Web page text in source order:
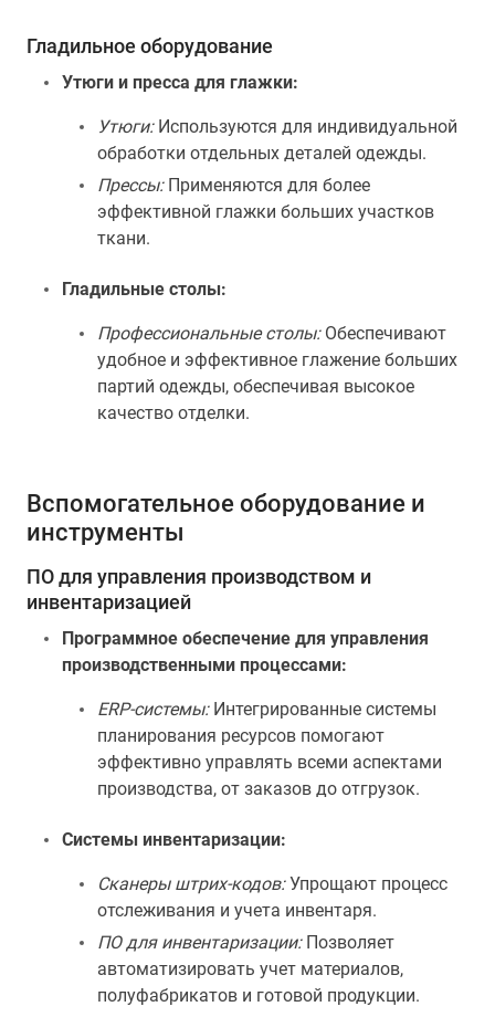
Гладильное оборудование
Утюги и пресса для глажки:
Утюги:Используются для индивидуальной
обработки отдельных деталей одежды.
Прессы:Применяются для более
эффективной глажки больших участков
ткани.
Гладильные столы:
Профессиональные столы:Обеспечивают
удобное и эффективное глажение больших
партий одежды, обеспечивая высокое
качество отделки.
Вспомогательное оборудование и
инструменты
ПО для управления производством и
инвентаризацией
Программное обеспечение для управления
производственными процессами:
ERP-системы:Интегрированные системы
планирования ресурсов помогают
эффективно управлять всеми аспектами
производства, от заказов до отгрузок.
Системы инвентаризации:
Сканеры штрих-кодов:Упрощают процесс
отслеживания и учета инвентаря.
ПО для инвентаризации:Позволяет
автоматизировать учет материалов,
полуфабрикатов и готовой продукции.